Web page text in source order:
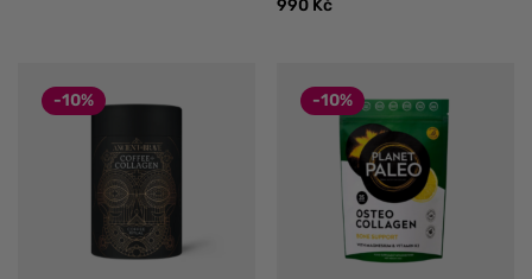
990 Kč
-10% -10%